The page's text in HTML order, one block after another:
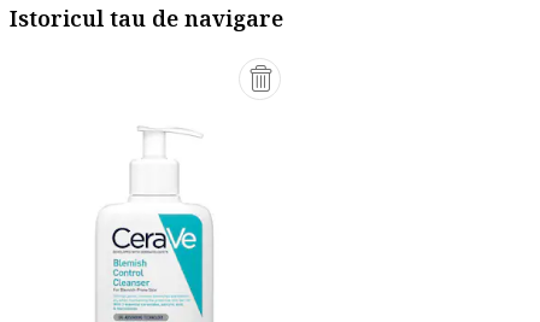
Istoricul tau de navigare